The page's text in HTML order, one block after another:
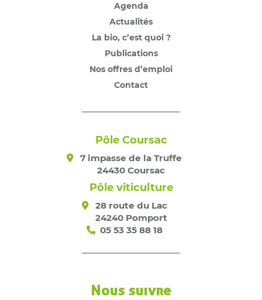
Agenda
Actualités
La bio, c’est quoi ?
Publications
Nos offres d’emploi
Contact
Pôle Coursac
7 impasse de la Truffe
24430 Coursac
Pôle viticulture
28 route du Lac
24240 Pomport
05 53 35 88 18
Nous suivre